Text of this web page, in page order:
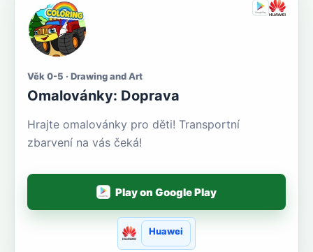
Věk 0-5 · Drawing and Art
Omalovánky: Doprava
Hrajte omalovánky pro děti! Transportní
zbarvení na vás čeká!
Play on Google Play
Huawei